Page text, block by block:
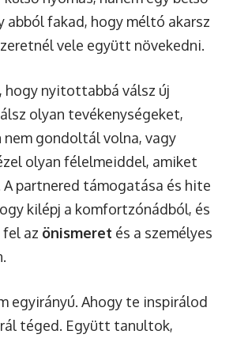
abból fakad, hogy méltó akarsz
vele együtt növekedni.
hogy nyitottabbá válsz új
olyan tevékenységeket,
nem gondoltál volna, vagy
olyan félelmeiddel, amiket
partnered támogatása és hite
kilépj a komfortzónádból, és
az önismeret és a személyes
egyirányú. Ahogy te inspirálod
téged. Együtt tanultok,